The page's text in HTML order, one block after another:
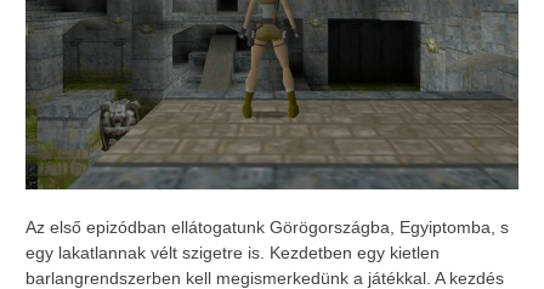
Az első epizódban ellátogatunk Görögországba, Egyiptomba, s
egy lakatlannak vélt szigetre is. Kezdetben egy kietlen
barlangrendszerben kell megismerkedünk a játékkal. A kezdés